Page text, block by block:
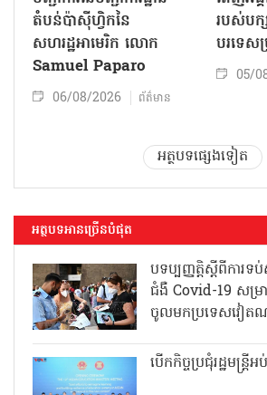
តំបន់ប៉ាស៊ីហ្វិកនៃ
សហរដ្ឋអាមេរិក លោក
Samuel Paparo
06/08/2026 ព័ត៌មាន
របស់​បក្
បរទេស
05/
អត្ថបទផ្សេងទៀត
អត្ថបទអានច្រើនបំផុត
បទប្បញ្ញត្តិស្តីពីការទប់
ជំងឺ Covid-19 សម្រ
ចូលមកប្រទេសវៀត
បើកកិច្ចប្រជុំរដ្ឋមន្ត្